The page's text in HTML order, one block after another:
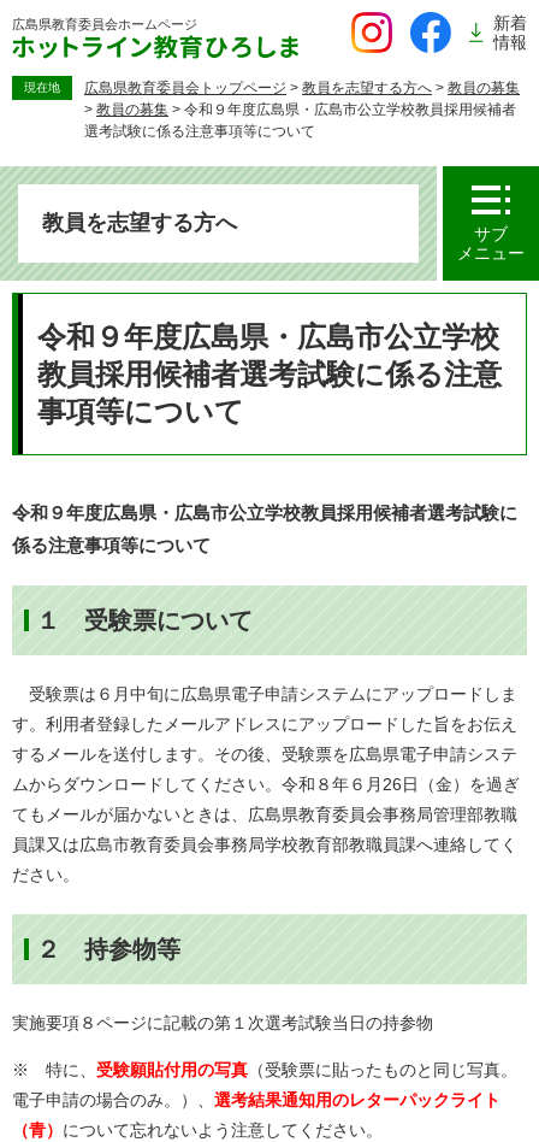
ー
で
す。
広島県教育委員会ホームページ
新着
情報
現在地 広島県教育委員会トップページ > 教員を志望する方へ > 教員の募集
> 教員の募集 > 令和９年度広島県・広島市公立学校教員採用候補者
選考試験に係る注意事項等について
教員を志望する方へ
サブ
メニュー
令和９年度広島県・広島市公立学校
教員採用候補者選考試験に係る注意
事項等について
令和９年度広島県・広島市公立学校教員採用候補者選考試験に
係る注意事項等について
１ 受験票について
受験票は６月中旬に広島県電子申請システムにアップロードしま
す。利用者登録したメールアドレスにアップロードした旨をお伝え
するメールを送付します。その後、受験票を広島県電子申請システ
ムからダウンロードしてください。令和８年６月26日（金）を過ぎ
てもメールが届かないときは、広島県教育委員会事務局管理部教職
員課又は広島市教育委員会事務局学校教育部教職員課へ連絡してく
ださい。
２持参物等
実施要項８ページに記載の第１次選考試験当日の持参物
※ 特に、 受験願貼付用の写真 （受験票に貼ったものと同じ写真。
電子申請の場合のみ。）、 選考結果通知用のレターパックライト
（青） について忘れないよう注意してください。